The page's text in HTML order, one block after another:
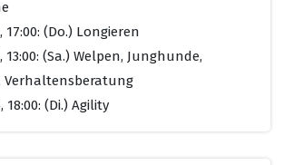
17:00: (Do.) Longieren
13:00: (Sa.) Welpen, Junghunde,
18:00: (Di.) Agility